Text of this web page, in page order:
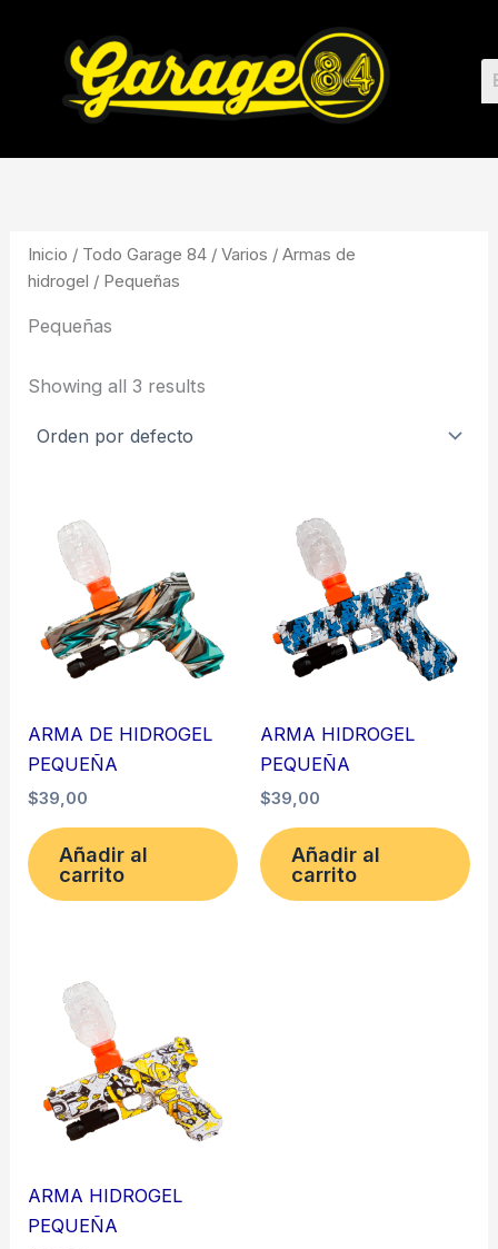
contenido
Inicio / Todo Garage 84 /Varios /Armas de
hidrogel / Pequeñas
Pequeñas
Showing all 3 results
ARMA DE HIDROGEL
PEQUEÑA
$39,00
Añadir al
carrito
ARMA HIDROGEL
PEQUEÑA
$39,00
Añadir al
carrito
ARMA HIDROGEL
PEQUEÑA